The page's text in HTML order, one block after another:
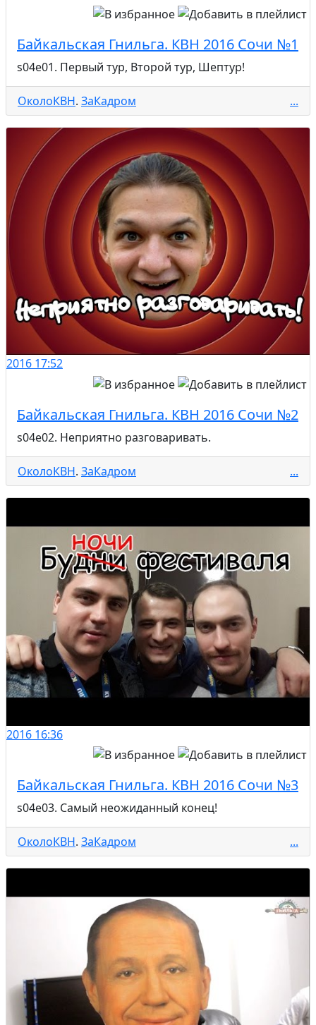
Байкальская Гнильга. КВН 2016 Сочи №1
s04e01. Первый тур, Второй тур, Шептур!
ОколоКВН. ЗаКадром ...
2016 17:52
Байкальская Гнильга. КВН 2016 Сочи №2
s04e02. Неприятно разговаривать.
ОколоКВН. ЗаКадром ...
2016 16:36
Байкальская Гнильга. КВН 2016 Сочи №3
s04e03. Самый неожиданный конец!
ОколоКВН. ЗаКадром ...